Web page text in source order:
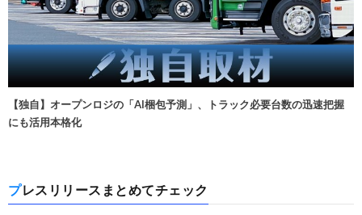
【独自】オープンロジの「AI梱包予測」、トラック必要台数の迅速把握
にも活用本格化
プレスリリースまとめてチェック